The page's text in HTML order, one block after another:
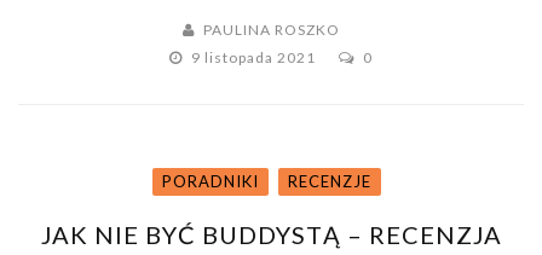
PAULINA ROSZKO
9 listopada 2021
0
PORADNIKI RECENZJE
JAK NIE BYĆ BUDDYSTĄ – RECENZJA